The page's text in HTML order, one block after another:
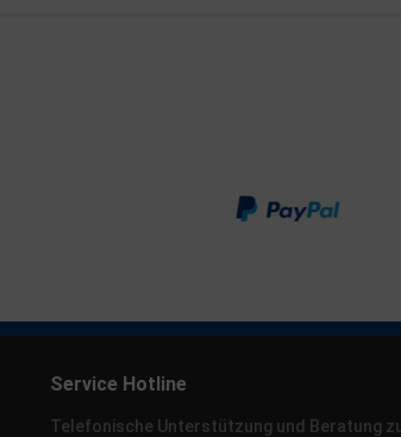
Service Hotline
Telefonische Unterstützung und Beratung